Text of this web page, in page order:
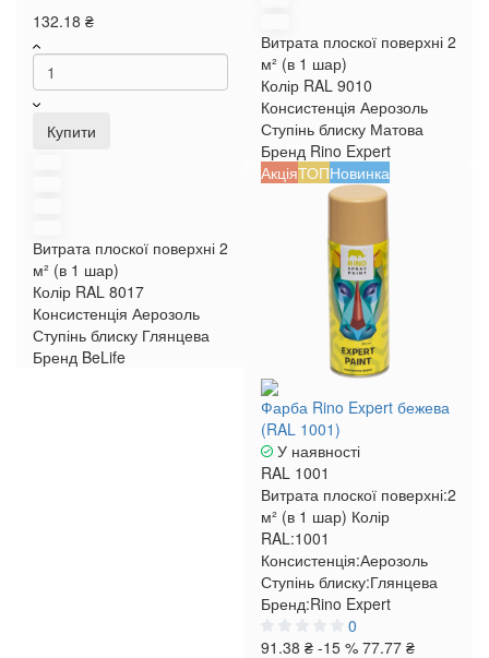
132.18 ₴
Купити
Витрата плоскої поверхні 2
м² (в 1 шар)
Колір RAL 8017
Консистенція Аерозоль
Ступінь блиску Глянцева
Бренд BeLife
Витрата плоскої поверхні 2
м² (в 1 шар)
Колір RAL 9010
Консистенція Аерозоль
Ступінь блиску Матова
Бренд Rino Expert
АкціяТОПНовинка
Фарба Rino Expert бежева
(RAL 1001)
У наявності
RAL 1001
Витрата плоскої поверхні:2
м² (в 1 шар) Колір
RAL:1001
Консистенція:Аерозоль
Ступінь блиску:Глянцева
Бренд:Rino Expert
0
91.38 ₴ -15 % 77.77 ₴